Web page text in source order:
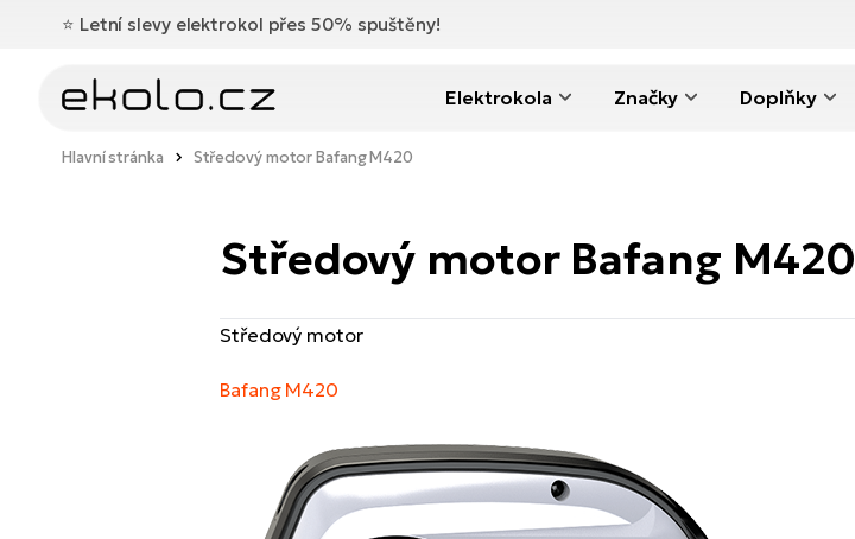
⭐️ Letní slevy elektrokol přes 50% spuštěny!
Elektrokola Značky Doplňky
Hlavní stránka Středový motor Bafang M420
Středový motor Bafang M420
Středový motor
Bafang M420